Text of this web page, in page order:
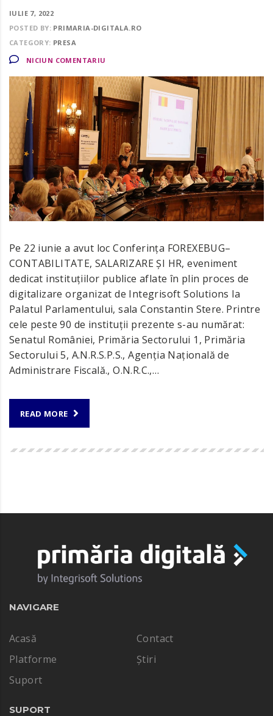
IULIE 7, 2022
POSTED BY: PRIMARIA-DIGITALA.RO
CATEGORY: PRESA
NICIUN COMENTARIU
Pe 22 iunie a avut loc Conferința FOREXEBUG–
CONTABILITATE, SALARIZARE ȘI HR, eveniment
dedicat instituțiilor publice aflate în plin proces de
digitalizare organizat de Integrisoft Solutions la
Palatul Parlamentului, sala Constantin Stere. Printre
cele peste 90 de instituții prezente s-au numărat:
Senatul României, Primăria Sectorului 1, Primăria
Sectorului 5, A.N.R.S.P.S., Agenția Națională de
Administrare Fiscală., O.N.R.C.,…
READ MORE
NAVIGARE
Acasă
Contact
Platforme
Știri
Suport
SUPORT